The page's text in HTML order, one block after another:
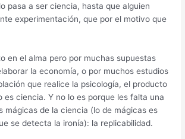
pasa a ser ciencia, hasta que alguien
experimentación, que por el motivo que
en el alma pero por muchas supuestas
la economía, o por muchos estudios
que realice la psicología, el producto
es ciencia. Y no lo es porque les falta una
mágicas de la ciencia (lo de mágicas es
se detecta la ironía): la replicabilidad.